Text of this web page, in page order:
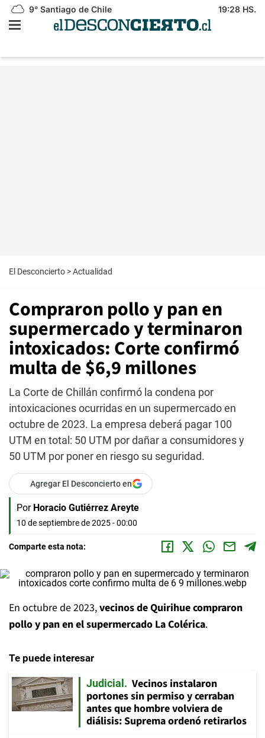
9° Santiago de Chile 19:28 HS.
El Desconcierto >Actualidad
Compraron pollo y pan en
supermercado y terminaron
intoxicados: Corte confirmó
multa de $6,9 millones
La Corte de Chillán confirmó la condena por
intoxicaciones ocurridas en un supermercado en
octubre de 2023. La empresa deberá pagar 100
UTM en total: 50 UTM por dañar a consumidores y
50 UTM por poner en riesgo su seguridad.
Agregar El Desconcierto en
Por Horacio Gutiérrez Areyte
10 de septiembre de 2025 - 00:00
Comparte esta nota:
En octubre de 2023,vecinos de Quirihue compraron
pollo y pan en el supermercado La Colérica.
Te puede interesar
Judicial
Vecinos instalaron
portones sin permiso y cerraban
antes que hombre volviera de
diálisis: Suprema ordenó retirarlos